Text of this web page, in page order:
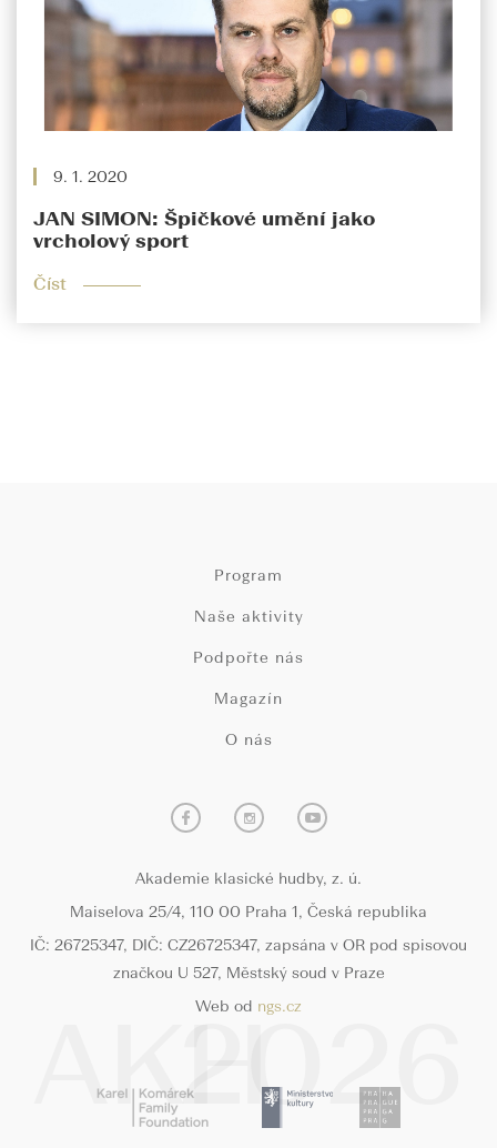
9. 1. 2020
JAN SIMON: Špičkové umění jako
vrcholový sport
Číst
Program
Naše aktivity
Podpořte nás
Magazín
O nás
Akademie klasické hudby, z. ú.
Maiselova 25/4, 110 00 Praha 1, Česká republika
IČ: 26725347, DIČ: CZ26725347, zapsána v OR pod spisovou
značkou U 527, Městský soud v Praze
Web od ngs.cz